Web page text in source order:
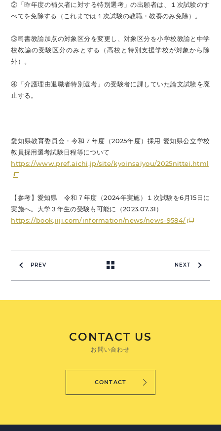
②「昨年度の補欠者に対する特別選考」の出願者は、１次試験のす
べてを免除する（これまでは１次試験の教職・教養のみ免除）。
③司書教諭加点の対象区分を変更し、対象区分を小学校教諭と中学
校教諭の受験区分のみとする（高校と特別支援学校が対象から除
外）。​
④「介護理由退職者特別選考」の受験者に課していた論文試験を廃
止​​する。
愛知県教育委員会・令和７年度（2025年度）採用 愛知県公立学校
教員採用選考試験日程等について
https://www.pref.aichi.jp/site/kyoinsaiyou/2025nittei.html
【参考】愛知県 令和７年度（2024年実施）１次試験を6月15日に
実施へ。大学３年生の受験も可能に（2023.07.31）
https://book.jiji.com/information/news/news-9584/
PREV NEXT
CONTACT US
お問い合わせ
CONTACT